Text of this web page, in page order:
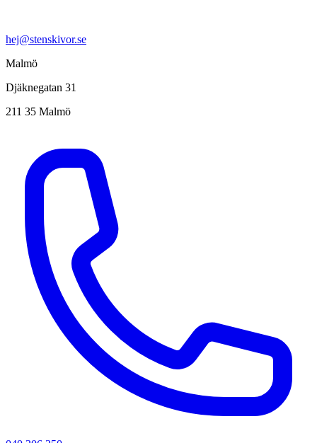
hej@stenskivor.se
Malmö
Djäknegatan 31
211 35 Malmö